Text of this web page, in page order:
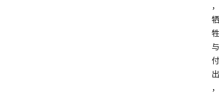
，
牺
牲
与
付
出
，